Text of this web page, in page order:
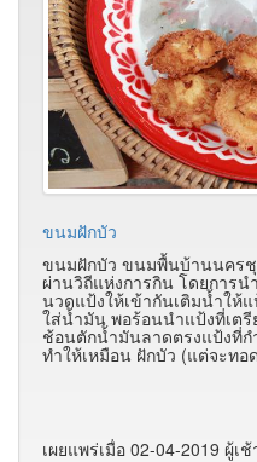
ขนมฝักบัว
ขนมฝักบัว ขนมพื้นบ้านนคร
ผ่านวิถีแห่งการกิน โดยการ
นวดแป้งให้เข้ากันเติมน้ำให้
ใส่น้ำมัน พอร้อนนำแป้งที่เต
ช้อนตักน้ำมันลาดตรงแป้งที่ก
ทำให้เหมือน ฝักบัว (แต่จะท
เผยแพร่เมื่อ 02-04-2019 ผู้เ